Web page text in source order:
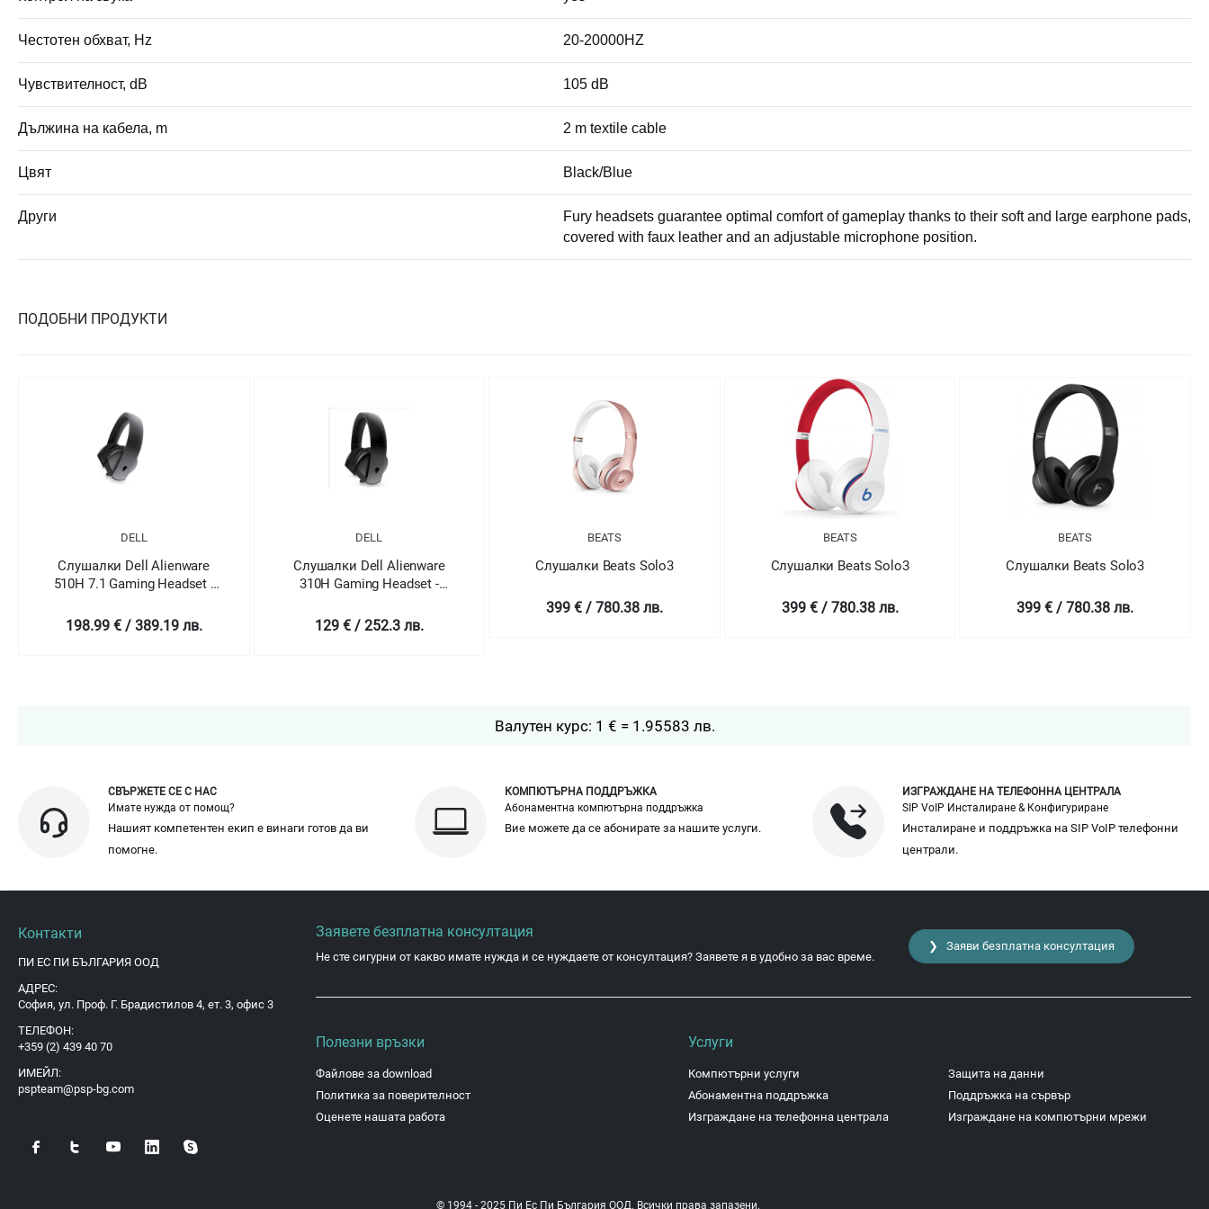
Честотен обхват, Hz 20-20000HZ
Чувствителност, dB 105 dB
Дължина на кабела, m 2 m textile cable
Цвят Black/Blue
Други
Fury headsets guarantee optimal comfort of gameplay thanks to their soft and large earphone pads,
covered with faux leather and an adjustable microphone position.
ПОДОБНИ ПРОДУКТИ
DELL
Слушалки Dell Alienware
510H 7.1 Gaming Headset -
Moon)
198.99 € / 389.19 лв.
DELL
Слушалки Dell Alienware
310H Gaming Headset -
129 € / 252.3 лв.
BEATS
Слушалки Beats Solo3
399 € / 780.38 лв.
BEATS
Слушалки Beats Solo3
399 € / 780.38 лв.
BEATS
Слушалки Beats Solo3
399 € / 780.38 лв.
Валутен курс: 1 € = 1.95583 лв.
СВЪРЖЕТЕ СЕ С НАС
Имате нужда от помощ?
Нашият компетентен екип е винаги готов да ви
помогне.
КОМПЮТЪРНА ПОДДРЪЖКА
Абонаментна компютърна поддръжка
Вие можете да се абонирате за нашите услуги.
ИЗГРАЖДАНЕ НА ТЕЛЕФОННА ЦЕНТРАЛА
SIP VoIP Инсталиране & Конфигуриране
Инсталиране и поддръжка на SIP VoIP телефонни
централи.
Контакти
ПИ ЕС ПИ БЪЛГАРИЯ ООД
АДРЕС:
София, ул. Проф. Г. Брадистилов 4, ет. 3, офис 3
ТЕЛЕФОН:
+359 (2) 439 40 70
ИМЕЙЛ:
pspteam@psp-bg.com
Заявете безплатна консултация
Не сте сигурни от какво имате нужда и се нуждаете от консултация? Заявете я в удобно за вас време.
❯ Заяви безплатна консултация
Полезни връзки
Файлове за download
Политика за поверителност
Оценете нашата работа
Услуги
Компютърни услуги
Абонаментна поддръжка
Изграждане на телефонна централа
Защита на данни
Поддръжка на сървър
Изграждане на компютърни мрежи
© 1994 - 2025 Пи Ес Пи България ООД. Всички права запазени.